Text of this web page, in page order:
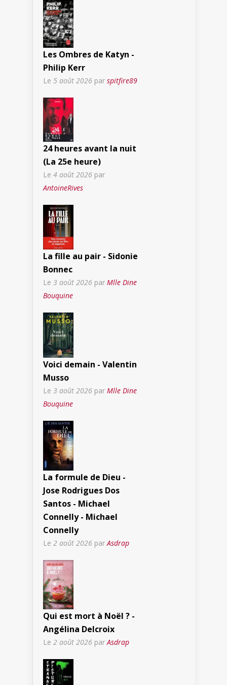
Les Ombres de Katyn -
Philip Kerr
Le 5 août 2026 par spitfire89
24 heures avant la nuit
(La 25e heure)
Le 4 août 2026 par
AntoineRives
La fille au pair - Sidonie
Bonnec
Le 3 août 2026 par Mlle Dine
Bouquine
Voici demain - Valentin
Musso
Le 3 août 2026 par Mlle Dine
Bouquine
La formule de Dieu -
Jose Rodrigues Dos
Santos - Michael
Connelly - Michael
Connelly
Le 2 août 2026 parAsdrap
Qui est mort à Noël ? -
Angélina Delcroix
Le 2 août 2026 par Asdrap